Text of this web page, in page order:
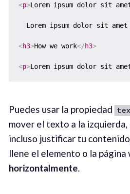
<p>Lorem ipsum dolor sit
Lorem ipsum dolor sit
<h3>How we work</h3>
<p>Lorem ipsum dolor sit
Puedes usar la propiedad
mover el texto a la
incluso justificar tu
llene el elemento o la página
horizontalmente.